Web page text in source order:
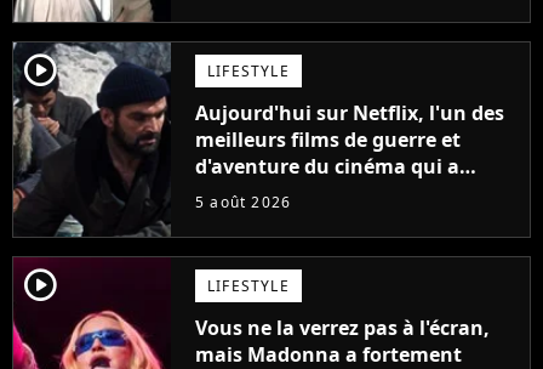
player2 LIFESTYLE
Aujourd'hui sur Netflix, l'un des
meilleurs films de guerre et
d'aventure du cinéma qui a
connu un succès retentissant à
5 août 2026
player2 LIFESTYLE
Vous ne la verrez pas à l'écran,
mais Madonna a fortement